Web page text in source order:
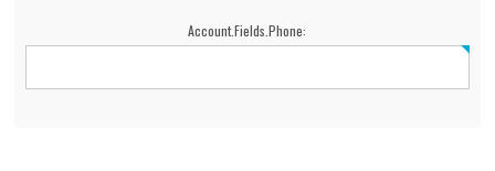
Account.Fields.Phone: